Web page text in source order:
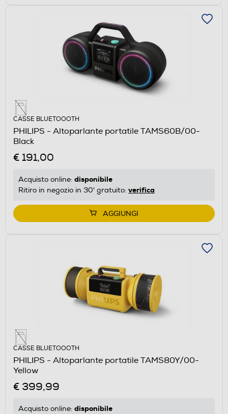
CASSE BLUETOOOTH
PHILIPS - Altoparlante portatile TAMS60B/00-
Black
€ 191,00
Acquisto online: disponibile
Ritiro in negozio in 30' gratuito: verifica
AGGIUNGI
CASSE BLUETOOOTH
PHILIPS - Altoparlante portatile TAMS80Y/00-
Yellow
€ 399,99
Acquisto online: disponibile